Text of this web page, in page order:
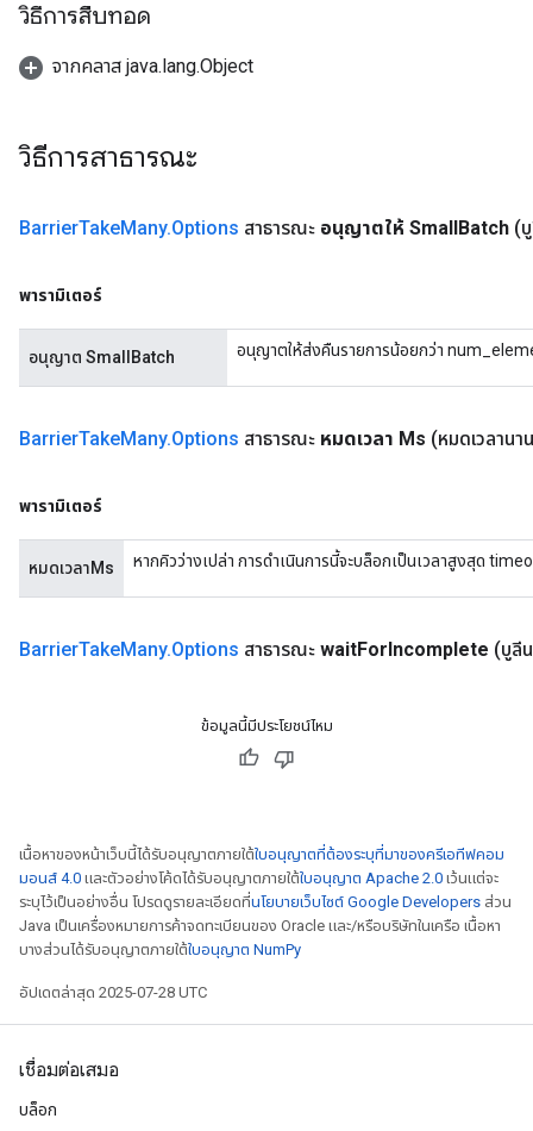
วิธีการสืบทอด
จากคลาส java.lang.Object
วิธีการสาธารณะ
BarrierTakeMany.Options สาธารณะ อนุญาตให้ SmallBatch (
พารามิเตอร์
อนุญาต SmallBatch อนุญาตให้ส่งคืนรายการน้อยกว่า
BarrierTakeMany.Options สาธารณะ หมดเวลา Ms (หมดเวลานา
พารามิเตอร์
หมดเวลาMs หากคิวว่างเปล่า การดำเนินการนี้จะบล็อกเป็นเวลาสูงสุด
BarrierTakeMany.Options สาธารณะ waitForIncomplete (บูลี
ข้อมูลนี้มีประโยชน์ไหม
เนื้อหาของหน้าเว็บนี้ได้รับอนุญาตภายใต้ใบอนุญาตที่ต้องระบุที่มาของครีเอทีฟคอม
มอนส์ 4.0 และตัวอย่างโค้ดได้รับอนุญาตภายใต้ใบอนุญาต Apache 2.0 เว้นแต่จะ
ระบุไว้เป็นอย่างอื่น โปรดดูรายละเอียดที่นโยบายเว็บไซต์ Google Developers ส่วน
Java เป็นเครื่องหมายการค้าจดทะเบียนของ Oracle และ/หรือบริษัทในเครือ เนื้อหา
บางส่วนได้รับอนุญาตภายใต้ใบอนุญาต NumPy
อัปเดตล่าสุด 2025-07-28 UTC
เชื่อมต่อเสมอ
บล็อก